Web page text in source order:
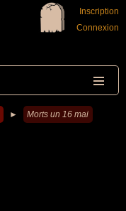
Inscription
Connexion
► Morts un 16 mai